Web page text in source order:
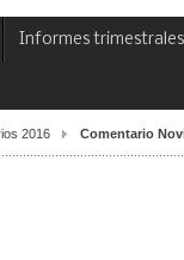
Informes trimestrales
2016 Comentario